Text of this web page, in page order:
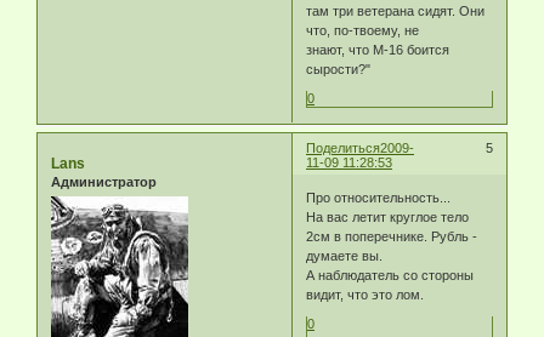
там три ветерана сидят. Они
что, по-твоему, не
знают, что М-16 боится
сырости?"
0
Поделиться 5
2009-
11-09 11:28:53
Lans
Администратор
Про относительность...
На вас летит круглое тело
2см в поперечнике. Рубль -
думаете вы.
А наблюдатель со стороны
видит, что это лом.
0